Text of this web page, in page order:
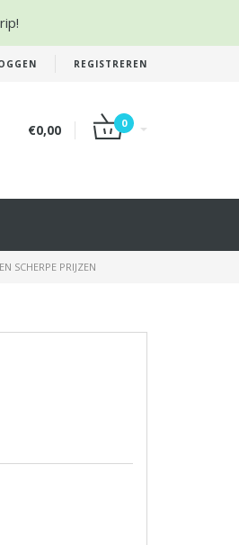
REGISTREREN
€0,00 0
SCHERPE PRIJZEN